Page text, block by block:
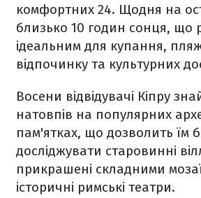
комфортних 24. Щодня на
близько 10 годин сонця, що
ідеальним для купання,
відпочинку та культурних
Восени відвідувачі Кіпру
натовпів на популярних
пам'ятках, що дозволить їм
досліджувати старовинні
прикрашені складними
історичні римські театри.